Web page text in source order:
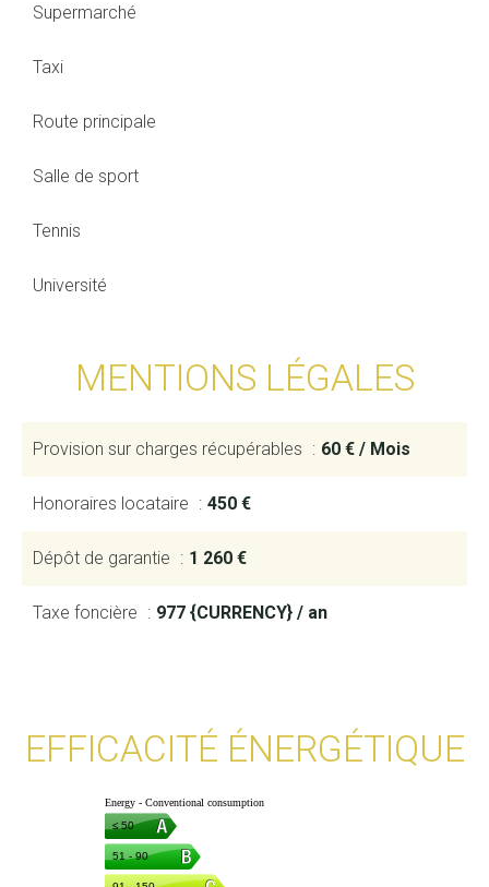
Supermarché
Taxi
Route principale
Salle de sport
Tennis
Université
MENTIONS LÉGALES
Provision sur charges récupérables 60 € / Mois
Honoraires locataire 450 €
Dépôt de garantie 1 260 €
Taxe foncière 977 {CURRENCY} / an
EFFICACITÉ ÉNERGÉTIQUE